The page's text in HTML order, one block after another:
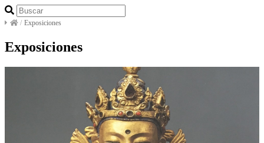
/ Exposiciones
Exposiciones